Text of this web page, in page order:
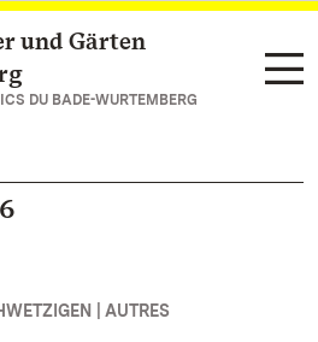
und Gärten
DU BADE-WURTEMBERG
| AUTRES